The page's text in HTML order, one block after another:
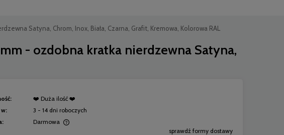
Satyna, Chrom, Inox, Biała, Czarna, Grafit, Kremowa, Kolorowa RAL
- ozdobna kratka nierdzewna Satyna,
❤️ Duża ilość ❤️
3 - 14 dni roboczych
Darmowa
sprawdź formy dostawy